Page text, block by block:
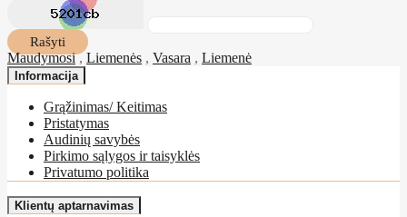
Rašyti
Maudymosi, Liemenės , Vasara , Liemenė
Informacija
Grąžinimas/ Keitimas
Pristatymas
Audinių savybės
Pirkimo sąlygos ir taisyklės
Privatumo politika
Klientų aptarnavimas